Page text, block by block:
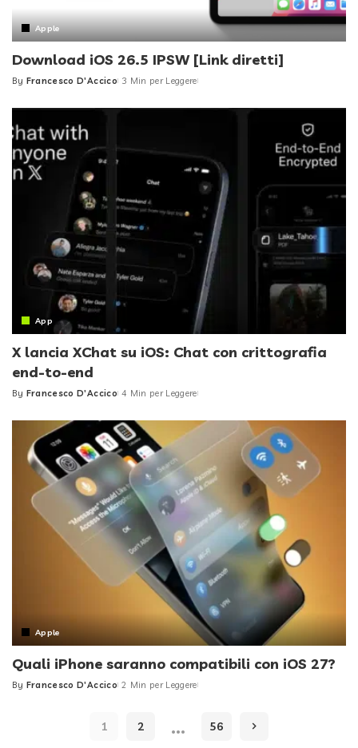
Apple
Download iOS 26.5 IPSW [Link diretti]
Posted
By Francesco D'Accico 3 Min per Leggere
App
X lancia XChat su iOS: Chat con crittografia
end-to-end
Posted
By Francesco D'Accico 4 Min per Leggere
Apple
Quali iPhone saranno compatibili con iOS 27?
Posted
By Francesco D'Accico 2 Min per Leggere
1 2 … 56